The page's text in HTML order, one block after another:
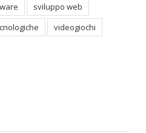
sviluppo web
videogiochi